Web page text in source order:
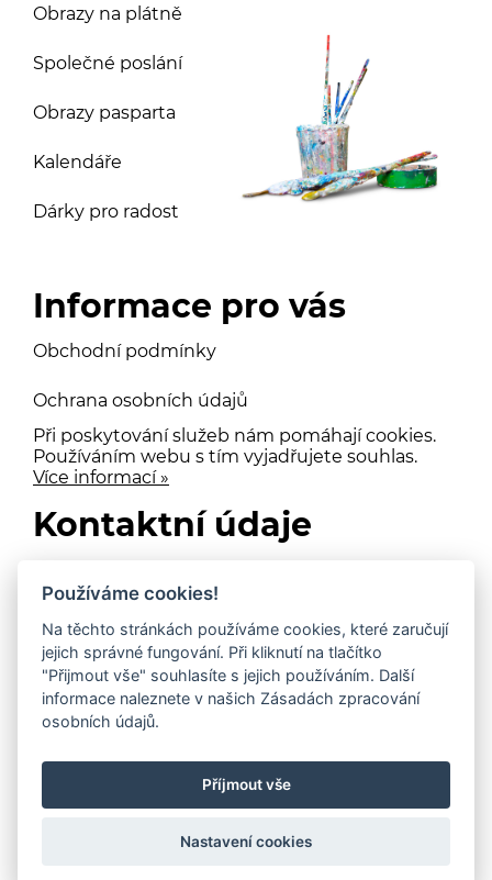
Obrazy na plátně
Společné poslání
Obrazy pasparta
Kalendáře
Dárky pro radost
Informace pro vás
Obchodní podmínky
Ochrana osobních údajů
Při poskytování služeb nám pomáhají cookies.
Používáním webu s tím vyjadřujete souhlas.
Více informací »
Kontaktní údaje
info@cestazasvetlem.cz
+420 603 117 326
IČO: 06543227
© Cesta za světlem | Vytvořil
Nastavení cookies
Používáme cookies!
Na těchto stránkách používáme cookies, které zaručují
jejich správné fungování. Při kliknutí na tlačítko
"Přijmout vše" souhlasíte s jejich používáním. Další
informace naleznete v našich Zásadách zpracování
osobních údajů.
Příjmout vše
Nastavení cookies